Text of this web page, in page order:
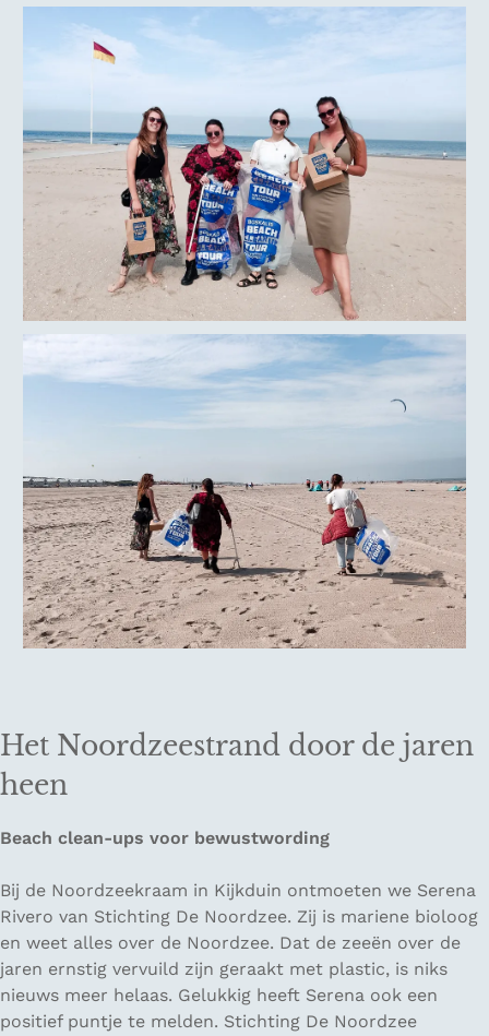
Het Noordzeestrand door de jaren
heen
Beach clean-ups voor bewustwording
Bij de Noordzeekraam in Kijkduin ontmoeten we Serena
Rivero van Stichting De Noordzee. Zij is mariene bioloog
en weet alles over de Noordzee. Dat de zeeën over de
jaren ernstig vervuild zijn geraakt met plastic, is niks
nieuws meer helaas. Gelukkig heeft Serena ook een
positief puntje te melden. Stichting De Noordzee